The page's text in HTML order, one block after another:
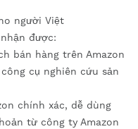
người Việt
được:
bán hàng trên Amazon
cụ nghiên cứu sản
chính xác, dễ dùng
từ công ty Amazon